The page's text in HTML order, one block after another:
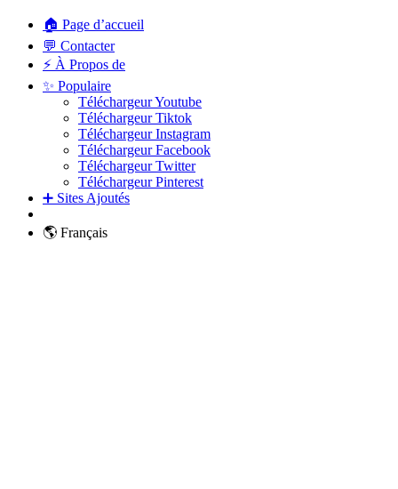
🏠 Page d’accueil
💬 Contacter
⚡ À Propos de
✨ Populaire
Téléchargeur Youtube
Téléchargeur Tiktok
Téléchargeur Instagram
Téléchargeur Facebook
Téléchargeur Twitter
Téléchargeur Pinterest
➕ Sites Ajoutés
🌎 Français